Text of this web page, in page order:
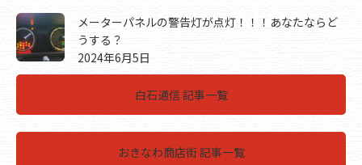
メーターパネルの警告灯が点灯！！！あなたならど
うする？
2024年6月5日
白石通信 記事一覧
おきなわ商店街 記事一覧